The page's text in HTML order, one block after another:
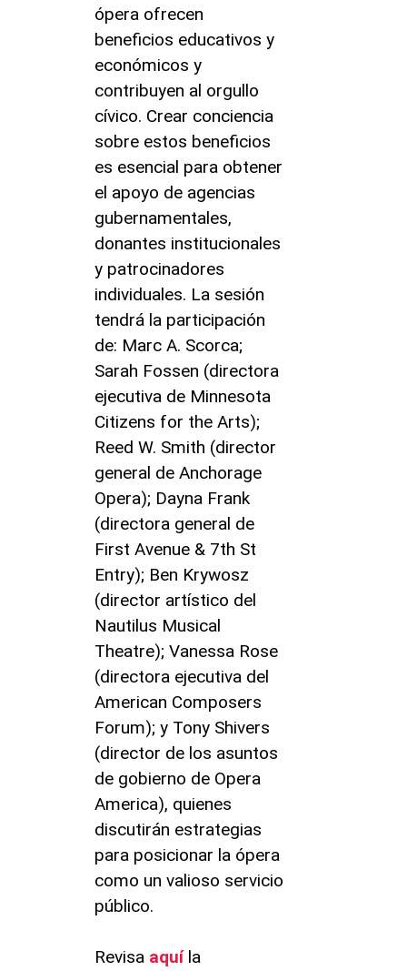
ópera ofrecen
beneficios educativos y
económicos y
contribuyen al orgullo
cívico. Crear conciencia
sobre estos beneficios
es esencial para obtener
el apoyo de agencias
gubernamentales,
donantes institucionales
y patrocinadores
individuales. La sesión
tendrá la participación
de: Marc A. Scorca;
Sarah Fossen (directora
ejecutiva de Minnesota
Citizens for the Arts);
Reed W. Smith (director
general de Anchorage
Opera); Dayna Frank
(directora general de
First Avenue & 7th St
Entry); Ben Krywosz
(director artístico del
Nautilus Musical
Theatre); Vanessa Rose
(directora ejecutiva del
American Composers
Forum); y Tony Shivers
(director de los asuntos
de gobierno de Opera
America), quienes
discutirán estrategias
para posicionar la ópera
como un valioso servicio
público.
Revisa aquí la